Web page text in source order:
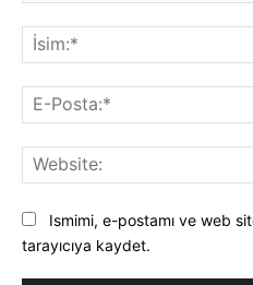
Ismimi, e-postamı ve web
tarayıcıya kaydet.